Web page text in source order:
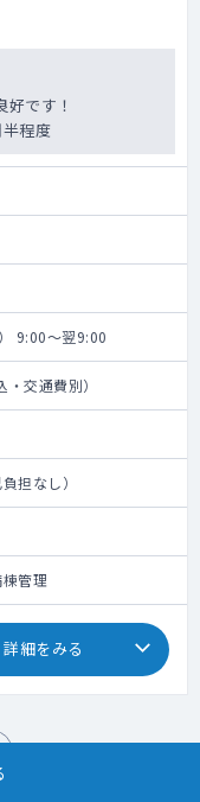
です！
程度
9:00～翌9:00
交通費別）
担なし）
管理
詳細をみる